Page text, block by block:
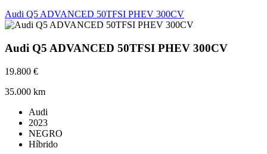
Audi Q5 ADVANCED 50TFSI PHEV 300CV
Audi Q5 ADVANCED 50TFSI PHEV 300CV
19.800 €
35.000 km
Audi
2023
NEGRO
Híbrido